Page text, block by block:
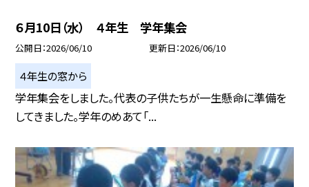
６月10日（水） ４年生 学年集会
公開日 2026/06/10 更新日 2026/06/10
４年生の窓から
学年集会をしました。代表の子供たちが一生懸命に準備を
してきました。学年のめあて「...